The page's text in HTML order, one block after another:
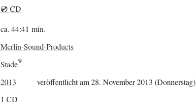
💿 CD
ca. 44:41 min.
Merlin-Sound-Products
Stade
2013
veröffentlicht am 28. November 2013 (Donnerstag)
1 CD